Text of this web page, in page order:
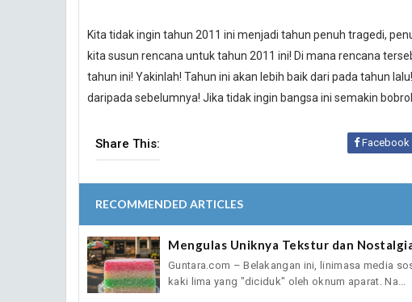
Kita tidak ingin tahun 2011 ini menjadi tahun penuh tragedi,
kita susun rencana untuk tahun 2011 ini! Di mana rencana
tahun ini! Yakinlah! Tahun ini akan lebih baik dari pada tahun
daripada sebelumnya! Jika tidak ingin bangsa ini semakin
Share This: Facebook
RECOMMENDED ARTICLES
Mengulas Uniknya Tekstur dan
Guntara.com – Belakangan ini, linimasa media
kaki lima yang "diciduk" oleh oknum aparat. Na...